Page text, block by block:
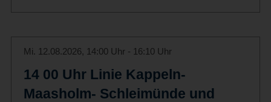
Mi. 12.08.2026, 14:00 Uhr - 16:10 Uhr
14 00 Uhr Linie Kappeln-
Maasholm- Schleimünde und